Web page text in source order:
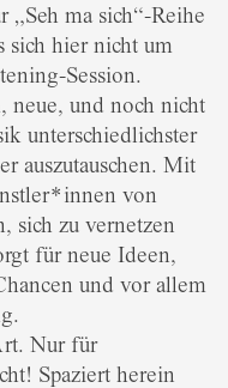
„Seh ma sich“-Reihe
sich hier nicht um
Session.
neue, und noch nicht
unterschiedlichster
auszutauschen. Mit
von
sich zu vernetzen
für neue Ideen,
und vor allem
Nur für
Spaziert herein